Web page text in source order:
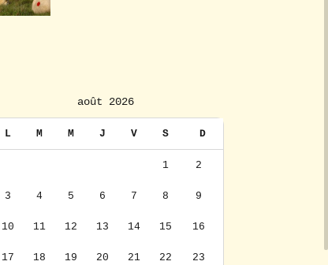
août 2026
L M M J V S D
1 2
3 4 5 6 7 8 9
10 11 12 13 14 15 16
17 18 19 20 21 22 23